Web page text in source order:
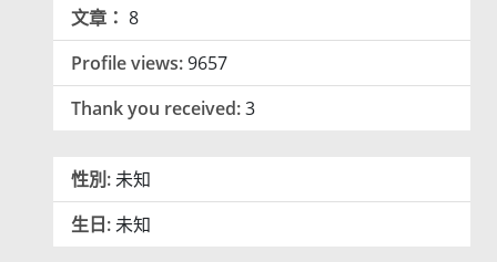
文章： 8
Profile views:9657
Thank you received:3
性別:未知
生日:未知